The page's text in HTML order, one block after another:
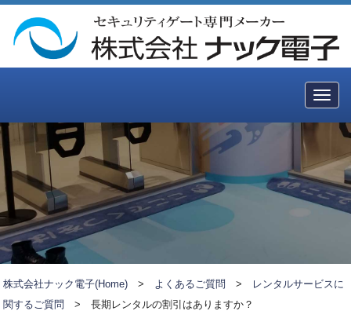
株式会社ナック電子(Home) > よくあるご質問 >
レンタルサービスに
関するご質問 >長期レンタルの割引はありますか？